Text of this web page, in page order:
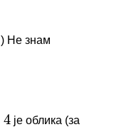
) Не знам
је облика (за